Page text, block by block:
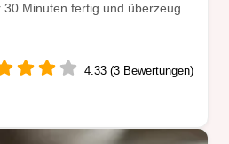
30 Minuten fertig und überzeugt
4.33 (3 Bewertungen)